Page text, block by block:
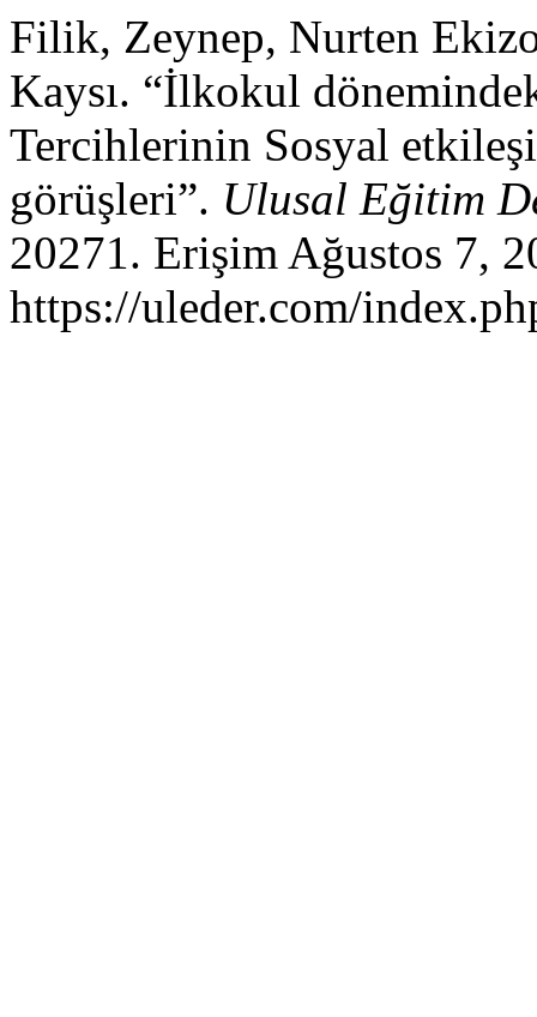
Filik, Zeynep, Nurten
Kaysı. “İlkokul
Tercihlerinin Sosyal
görüşleri”. Ulusal Eğitim
20271. Erişim Ağustos 7,
https://uleder.com/